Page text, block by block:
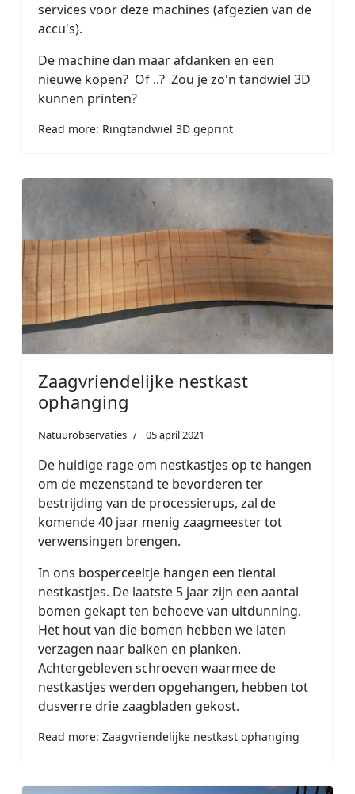
services voor deze machines (afgezien van de
accu's).
De machine dan maar afdanken en een
nieuwe kopen? Of ..? Zou je zo'n tandwiel 3D
kunnen printen?
Read more: Ringtandwiel 3D geprint
Zaagvriendelijke nestkast
ophanging
Natuurobservaties 05 april 2021
De huidige rage om nestkastjes op te hangen
om de mezenstand te bevorderen ter
bestrijding van de processierups, zal de
komende 40 jaar menig zaagmeester tot
verwensingen brengen.
In ons bosperceeltje hangen een tiental
nestkastjes. De laatste 5 jaar zijn een aantal
bomen gekapt ten behoeve van uitdunning.
Het hout van die bomen hebben we laten
verzagen naar balken en planken.
Achtergebleven schroeven waarmee de
nestkastjes werden opgehangen, hebben tot
dusverre drie zaagbladen gekost.
Read more: Zaagvriendelijke nestkast ophanging